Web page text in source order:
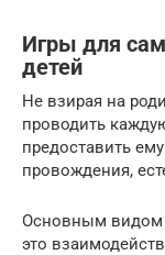
Игры для
детей
Не взирая на
проводить
предоставить
провождения,
Основным видом
это